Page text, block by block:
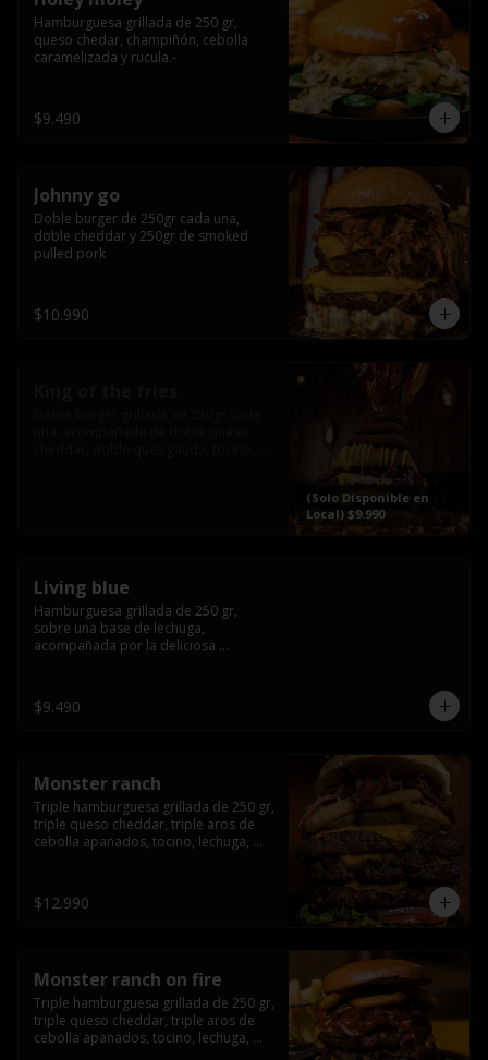
Hamburguesa grillada de 250 gr,
queso chedar, champiñón, cebolla
caramelizada y rucula.-
$9.490
Johnny go
Doble burger de 250gr cada una,
doble cheddar y 250gr de smoked
pulled pork
$10.990
(Solo Disponible en
Local) $9.990
Living blue
Hamburguesa grillada de 250 gr,
sobre una base de lechuga,
acompañada por la deliciosa
wisky jack daniels y salsa de miel.-
$9.490
Monster ranch
Triple hamburguesa grillada de 250 gr,
triple queso cheddar, triple aros de
cebolla apanados, tocino, lechuga,
$12.990
Monster ranch on fire
Triple hamburguesa grillada de 250 gr,
triple queso cheddar, triple aros de
cebolla apanados, tocino, lechuga,